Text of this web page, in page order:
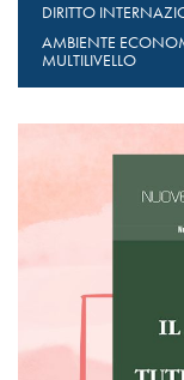
DIRITTO
AMBIENTE
MULTILIVELLO